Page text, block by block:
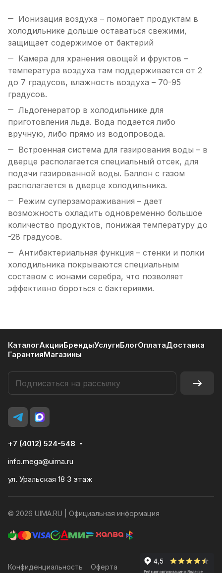
Ионизация воздуха – помогает продуктам в
холодильнике дольше оставаться свежими,
защищает содержимое от бактерий
Камера для хранения овощей и фруктов –
температура воздуха там поддерживается от 2
до 7 градусов, влажность воздуха – 70-95
градусов.
Льдогенератор в холодильнике для
приготовления льда. Вода подается либо
вручную, либо прямо из водопровода.
Встроенная система для газирования воды – в
дверце располагается специальный отсек, для
подачи газированной воды. Баллон с газом
располагается в дверце холодильника.
Режим суперзамораживания – дает
возможность охладить одновременно большое
количество продуктов, понижая температуру до
-28 градусов.
Антибактериальная функция – стенки и полки
холодильника покрываются специальным
составом с ионами серебра, что позволяет
эффективно бороться с бактериями.
КаталогАкцииБрендыУслугиБлогОплатаДоставка
ГарантияМагазины
+7 (4012) 524-548
info.mega@uima.ru
ул. Уральская 18 3 этаж
© 2026 UIMA.RU | Официальная информация
Конфиденциальность Оферта